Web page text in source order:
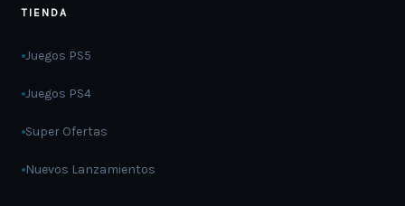
TIENDA
Juegos PS5
Juegos PS4
Super Ofertas
Nuevos Lanzamientos